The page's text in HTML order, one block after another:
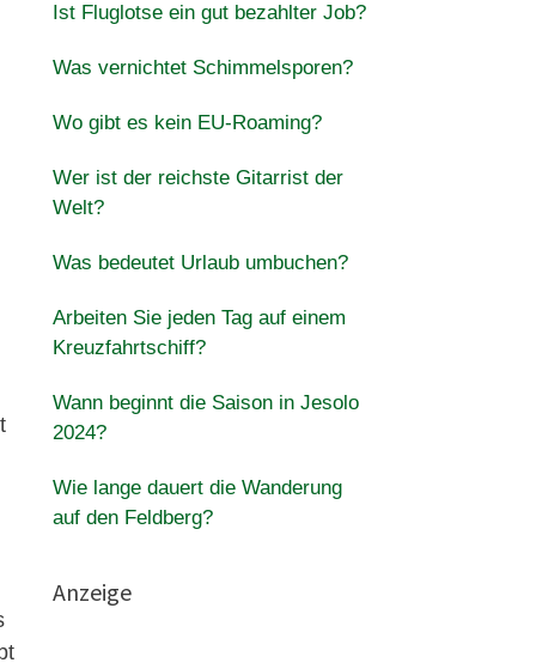
Ist Fluglotse ein gut bezahlter Job?
Was vernichtet Schimmelsporen?
Wo gibt es kein EU-Roaming?
Wer ist der reichste Gitarrist der
Welt?
Was bedeutet Urlaub umbuchen?
Arbeiten Sie jeden Tag auf einem
Kreuzfahrtschiff?
Wann beginnt die Saison in Jesolo
2024?
Wie lange dauert die Wanderung
auf den Feldberg?
Anzeige